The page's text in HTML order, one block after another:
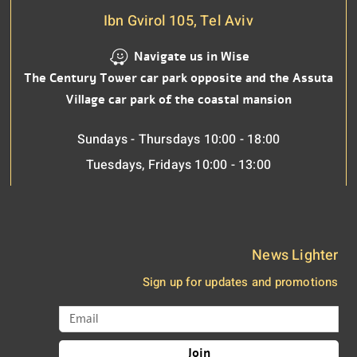
Ibn Gvirol 105, Tel Aviv
Navigate us in Wise
The Century Tower car park opposite and the Assuta
Village car park of the coastal mansion
Sundays - Thursdays 10:00 - 18:00
Tuesdays, Fridays 10:00 - 13:00
News Lighter
Sign up for updates and promotions
Join